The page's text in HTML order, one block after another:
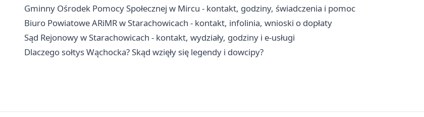
Gminny Ośrodek Pomocy Społecznej w Mircu - kontakt, godziny, świadczenia i pomoc
Biuro Powiatowe ARiMR w Starachowicach - kontakt, infolinia, wnioski o dopłaty
Sąd Rejonowy w Starachowicach - kontakt, wydziały, godziny i e-usługi
Dlaczego sołtys Wąchocka? Skąd wzięły się legendy i dowcipy?